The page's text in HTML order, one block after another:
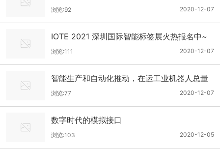
2020-12-07
浏览:92
IOTE 2021 深圳国际智能标签展火热报名中~
2020-12-07
浏览:111
智能生产和自动化推动，在运工业机器人总量
再创新高
2020-12-07
浏览:77
数字时代的模拟接口
2020-12-05
浏览:103